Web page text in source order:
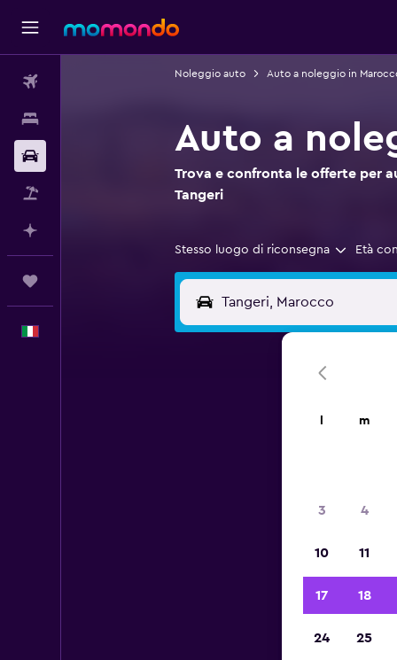
Noleggio auto Auto a noleggio in
Auto a
Trova e confronta le offerte per
Tangeri
Stesso luogo di riconsegna Età
m
3 4
10 11
17 18
24 25